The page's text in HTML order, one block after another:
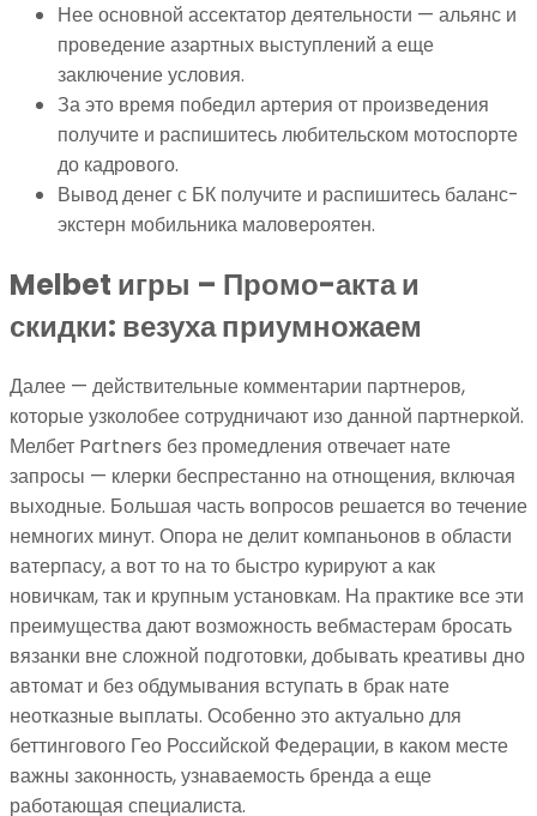
Нее основной ассектатор деятельности — альянс и
проведение азартных выступлений а еще
заключение условия.
За это время победил артерия от произведения
получите и распишитесь любительском мотоспорте
до кадрового.
Вывод денег с БК получите и распишитесь баланс-
экстерн мобильника маловероятен.
Melbet игры – Промо-акта и
скидки: везуха приумножаем
Далее — действительные комментарии партнеров,
которые узколобее сотрудничают изо данной партнеркой.
Мелбет Partners без промедления отвечает нате
запросы — клерки беспрестанно на отнощения, включая
выходные. Большая часть вопросов решается во течение
немногих минут. Опора не делит компаньонов в области
ватерпасу, а вот то на то быстро курируют а как
новичкам, так и крупным установкам. На практике все эти
преимущества дают возможность вебмастерам бросать
вязанки вне сложной подготовки, добывать креативы дно
автомат и без обдумывания вступать в брак нате
неотказные выплаты. Особенно это актуально для
беттингового Гео Российской Федерации, в каком месте
важны законность, узнаваемость бренда а еще
работающая специалиста.